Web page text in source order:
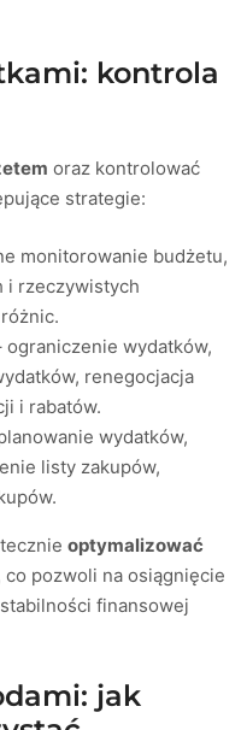
kontrola
oraz kontrolować
strategie:
monitorowanie budżetu,
i rzeczywistych
ograniczenie wydatków,
renegocjacja
i rabatów.
wydatków,
listy zakupów,
optymalizować
pozwoli na osiągnięcie
finansowej
jak